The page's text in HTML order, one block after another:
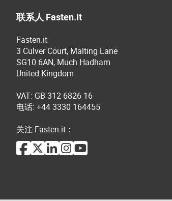
联系人 Fasten.it
Fasten.it
3 Culver Court, Malting Lane
SG10 6AN, Much Hadham
United Kingdom
VAT: GB 312 6826 16
电话: +44 3330 164455
关注 Fasten.it：